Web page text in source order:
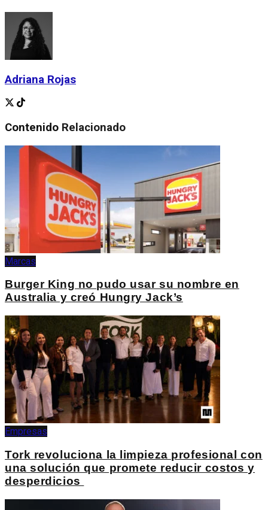
Adriana Rojas
Contenido Relacionado
Marcas
Burger King no pudo usar su nombre en
Australia y creó Hungry Jack’s
Empresas
Tork revoluciona la limpieza profesional con
una solución que promete reducir costos y
desperdicios